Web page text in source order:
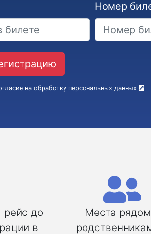
Номер
на обработку персональных данных
рейс до
в
Места